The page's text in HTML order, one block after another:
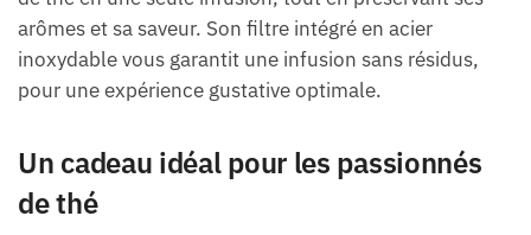
arômes et sa saveur. Son filtre intégré en acier
inoxydable vous garantit une infusion sans résidus,
pour une expérience gustative optimale.
Un cadeau idéal pour les passionnés
de thé